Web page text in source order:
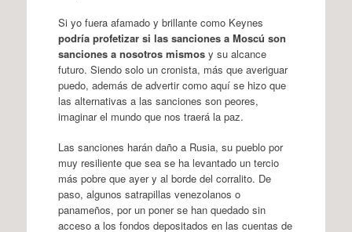
Si yo fuera afamado y brillante como Keynes
podría profetizar si las sanciones a Moscú son
sanciones a nosotros mismosy su alcance
futuro. Siendo solo un cronista, más que averiguar
puedo, además de advertir como aquí se hizo que
las alternativas a las sanciones son peores,
imaginar el mundo que nos traerá la paz.
Las sanciones harán daño a Rusia, su pueblo por
muy resiliente que sea se ha levantado un tercio
más pobre que ayer y al borde del corralito. De
paso, algunos satrapillas venezolanos o
panameños, por un poner se han quedado sin
acceso a los fondos depositados en las cuentas de